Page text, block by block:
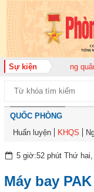
Sự kiện
Trung đoàn Không quân
QUỐC PHÒNG
Huấn luyện
KHQS
5 giờ:52 phút Thứ
Máy bay